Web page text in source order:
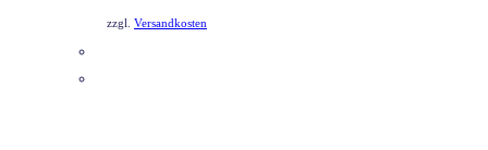
zzgl. Versandkosten